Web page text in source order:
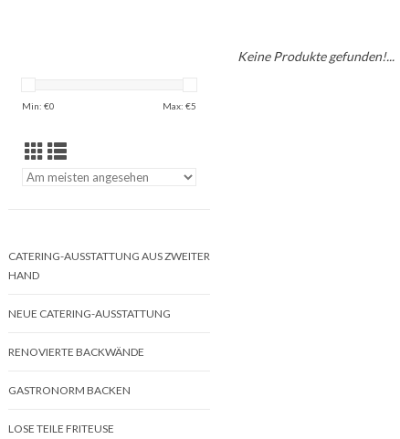
Min: €0 Max: €5
CATERING-AUSSTATTUNG AUS ZWEITER
HAND
NEUE CATERING-AUSSTATTUNG
RENOVIERTE BACKWÄNDE
GASTRONORM BACKEN
LOSE TEILE FRITEUSE
Keine Produkte gefunden!...